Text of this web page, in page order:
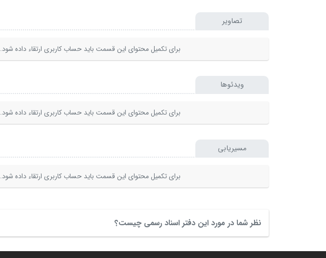
تصاویر
برای تکمیل محتوای این قسمت باید حساب کاربری ارتقاء داده شود.
ویدئوها
برای تکمیل محتوای این قسمت باید حساب کاربری ارتقاء داده شود.
مسیریابی
برای تکمیل محتوای این قسمت باید حساب کاربری ارتقاء داده شود.
نظر شما در مورد این دفتر اسناد رسمی چیست؟